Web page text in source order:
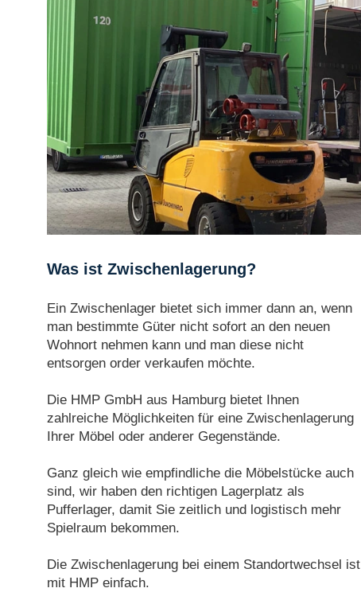
Was ist Zwischenlagerung?
Ein Zwischenlager bietet sich immer dann an, wenn
man bestimmte Güter nicht sofort an den neuen
Wohnort nehmen kann und man diese nicht
entsorgen order verkaufen möchte.
Die HMP GmbH aus Hamburg bietet Ihnen
zahlreiche Möglichkeiten für eine Zwischenlagerung
Ihrer Möbel oder anderer Gegenstände.
Ganz gleich wie empfindliche die Möbelstücke auch
sind, wir haben den richtigen Lagerplatz als
Pufferlager, damit Sie zeitlich und logistisch mehr
Spielraum bekommen.
Die Zwischenlagerung bei einem Standortwechsel ist
mit HMP einfach.